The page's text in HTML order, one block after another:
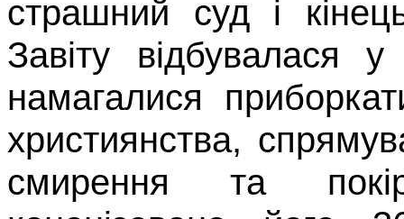
страшний суд і
Завіту відбувалася
намагалися
християнства,
сми­рення та